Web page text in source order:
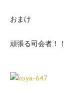
おまけ
頑張る司会者！！